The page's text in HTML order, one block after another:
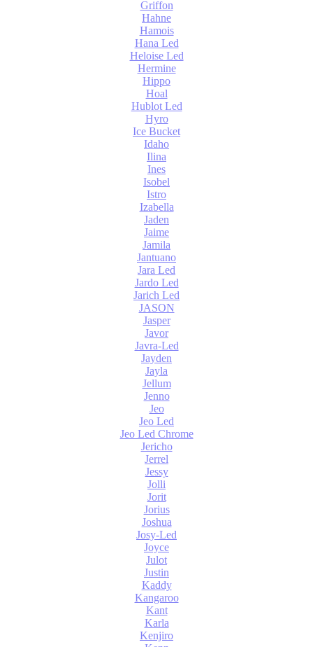
Griffon
Hahne
Hamois
Hana Led
Heloise Led
Hermine
Hippo
Hoal
Hublot Led
Hyro
Ice Bucket
Idaho
Ilina
Ines
Isobel
Istro
Izabella
Jaden
Jaime
Jamila
Jantuano
Jara Led
Jardo Led
Jarich Led
JASON
Jasper
Javor
Javra-Led
Jayden
Jayla
Jellum
Jenno
Jeo
Jeo Led
Jeo Led Chrome
Jericho
Jerrel
Jessy
Jolli
Jorit
Jorius
Joshua
Josy-Led
Joyce
Julot
Justin
Kaddy
Kangaroo
Kant
Karla
Kenjiro